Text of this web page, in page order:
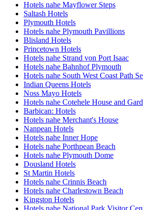
Hotels nahe Mayflower Steps
Saltash Hotels
Plymouth Hotels
Hotels nahe Plymouth Pavillions
Blisland Hotels
Princetown Hotels
Hotels nahe Strand von Port Isaac
Hotels nahe Bahnhof Plymouth
Hotels nahe South West Coast Path
Indian Queens Hotels
Noss Mayo Hotels
Hotels nahe Cotehele House and
Barbican: Hotels
Hotels nahe Merchant's House
Nanpean Hotels
Hotels nahe Inner Hope
Hotels nahe Porthpean Beach
Hotels nahe Plymouth Dome
Dousland Hotels
St Martin Hotels
Hotels nahe Crinnis Beach
Hotels nahe Charlestown Beach
Kingston Hotels
Hotels nahe National Park Visitor